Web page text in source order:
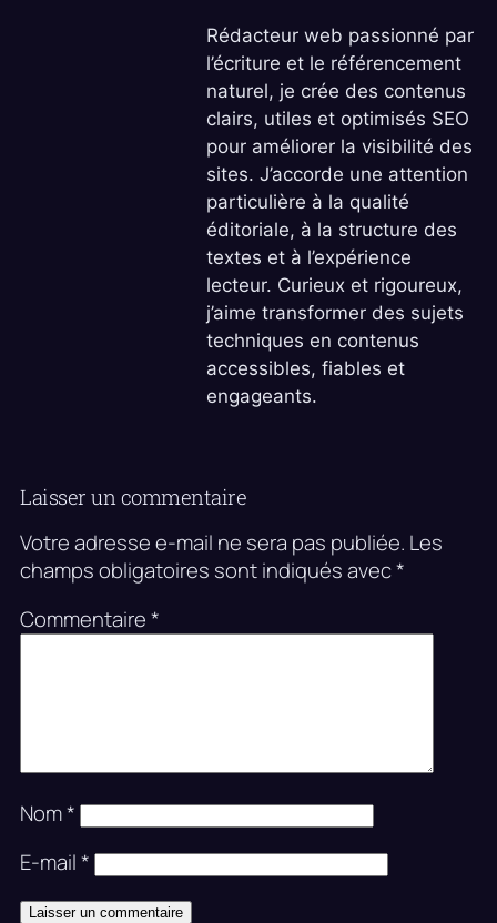
Rédacteur web passionné par
l’écriture et le référencement
naturel, je crée des contenus
clairs, utiles et optimisés SEO
pour améliorer la visibilité des
sites. J’accorde une attention
particulière à la qualité
éditoriale, à la structure des
textes et à l’expérience
lecteur. Curieux et rigoureux,
j’aime transformer des sujets
techniques en contenus
accessibles, fiables et
engageants.
Laisser un commentaire
Votre adresse e-mail ne sera pas publiée. Les
champs obligatoires sont indiqués avec*
Commentaire*
Nom*
E-mail*